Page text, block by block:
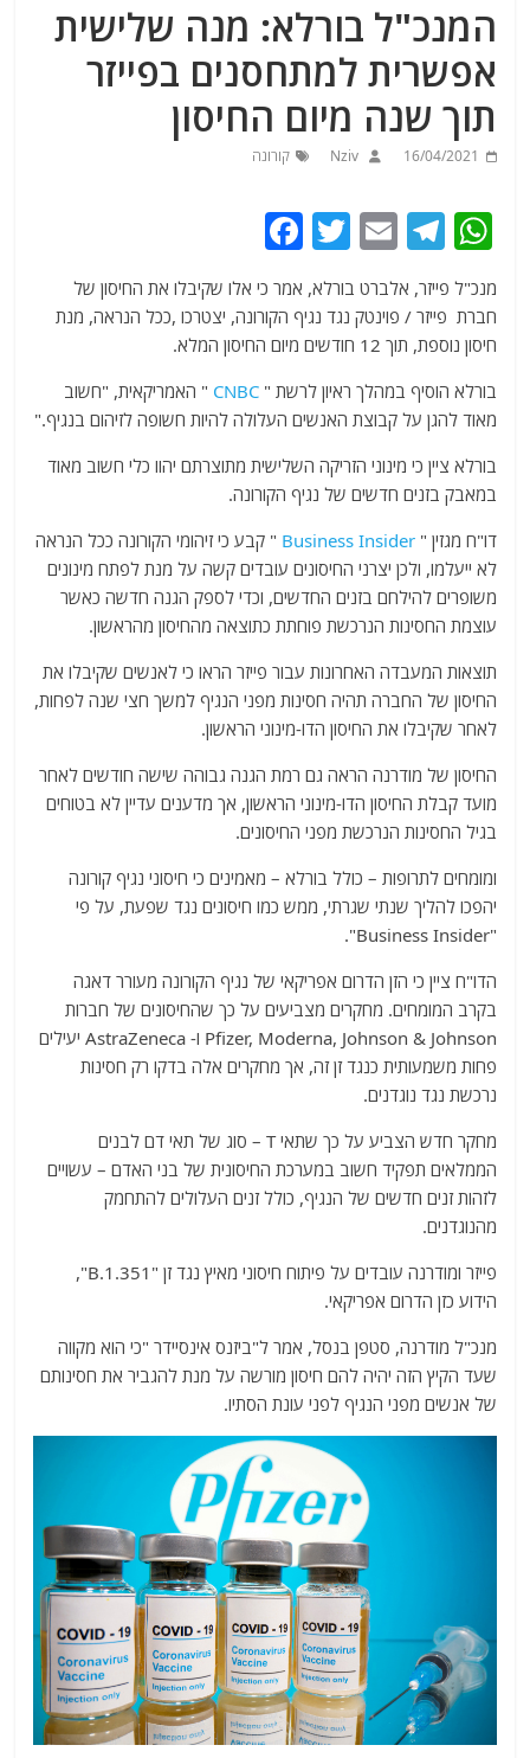
המנכ"ל בורלא: מנה שלישית
אפשרית למתחסנים בפייזר
תוך שנה מיום החיסון
16/04/2021
Nziv קורונה
W
at
s
A
p
p
T
el
e
g
ra
m
E
m
ai
l
T
itt
er
c
e
b
o
o
k
מנכ"ל פייזר, אלברט בורלא, אמר כי אלו שקיבלו את החיסון של
חברת פייזר / פוינטק נגד נגיף הקורונה, יצטרכו ,ככל הנראה, מנת
חיסון נוספת, תוך 12 חודשים מיום החיסון המלא.
בורלא הוסיף במהלך ראיון לרשת "CNBC " האמריקאית, "חשוב
מאוד להגן על קבוצת האנשים העלולה להיות חשופה לזיהום בנגיף."
בורלא ציין כי מינוני הזריקה השלישית מתוצרתם יהוו כלי חשוב מאוד
במאבק בזנים חדשים של נגיף הקורונה.
דו"ח מגזין "Business Insider " קבע כי זיהומי הקורונה ככל הנראה
לא ייעלמו, ולכן יצרני החיסונים עובדים קשה על מנת לפתח מינונים
משופרים להילחם בזנים החדשים, וכדי לספק הגנה חדשה כאשר
עוצמת החסינות הנרכשת פוחתת כתוצאה מהחיסון מהראשון.
תוצאות המעבדה האחרונות עבור פייזר הראו כי לאנשים שקיבלו את
החיסון של החברה תהיה חסינות מפני הנגיף למשך חצי שנה לפחות,
לאחר שקיבלו את החיסון הדו-מינוני הראשון.
החיסון של מודרנה הראה גם רמת הגנה גבוהה שישה חודשים לאחר
מועד קבלת החיסון הדו-מינוני הראשון, אך מדענים עדיין לא בטוחים
בגיל החסינות הנרכשת מפני החיסונים.
ומומחים לתרופות – כולל בורלא – מאמינים כי חיסוני נגיף קורונה
יהפכו להליך שנתי שגרתי, ממש כמו חיסונים נגד שפעת, על פי
"Business Insider".
הדו"ח ציין כי הזן הדרום אפריקאי של נגיף הקורונה מעורר דאגה
בקרב המומחים. מחקרים מצביעים על כך שהחיסונים של חברות
Pfizer, Moderna, Johnson & Johnson ו- AstraZeneca יעילים
פחות משמעותית כנגד זן זה, אך מחקרים אלה בדקו רק חסינות
נרכשת נגד נוגדנים.
מחקר חדש הצביע על כך שתאי T – סוג של תאי דם לבנים
הממלאים תפקיד חשוב במערכת החיסונית של בני האדם – עשויים
לזהות זנים חדשים של הנגיף, כולל זנים העלולים להתחמק
מהנוגדנים.
פייזר ומודרנה עובדים על פיתוח חיסוני מאיץ נגד זן "B.1.351",
הידוע כזן הדרום אפריקאי.
מנכ"ל מודרנה, סטפן בנסל, אמר ל"ביזנס אינסיידר "כי הוא מקווה
שעד הקיץ הזה יהיה להם חיסון מורשה על מנת להגביר את חסינותם
של אנשים מפני הנגיף לפני עונת הסתיו.